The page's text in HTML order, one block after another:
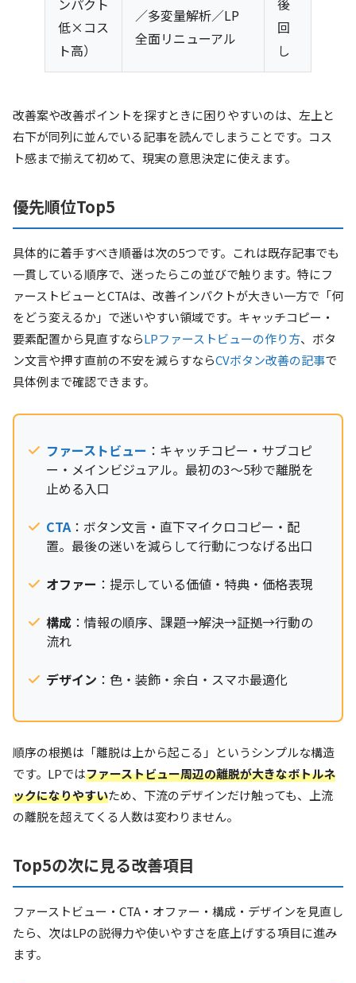
低×コス
ト高）
／多変量解析／LP
全面リニューアル
回
し
改善案や改善ポイントを探すときに困りやすいのは、左上と
右下が同列に並んでいる記事を読んでしまうことです。コス
ト感まで揃えて初めて、現実の意思決定に使えます。
優先順位Top5
具体的に着手すべき順番は次の5つです。これは既存記事でも
一貫している順序で、迷ったらこの並びで触ります。特にフ
ァーストビューとCTAは、改善インパクトが大きい一方で「何
をどう変えるか」で迷いやすい領域です。キャッチコピー・
要素配置から見直すならLPファーストビューの作り方、ボタ
ン文言や押す直前の不安を減らすならCVボタン改善の記事で
具体例まで確認できます。
ファーストビュー ：キャッチコピー・サブコピ
ー・メインビジュアル。最初の3〜5秒で離脱を
止める入口
CTA ：ボタン文言・直下マイクロコピー・配
置。最後の迷いを減らして行動につなげる出口
オファー ：提示している価値・特典・価格表現
構成 ：情報の順序、課題→解決→証拠→行動の
流れ
デザイン ：色・装飾・余白・スマホ最適化
順序の根拠は「離脱は上から起こる」というシンプルな構造
です。LPではファーストビュー周辺の離脱が大きなボトルネ
ックになりやすいため、下流のデザインだけ触っても、上流
の離脱を超えてくる人数は変わりません。
Top5の次に見る改善項目
ファーストビュー・CTA・オファー・構成・デザインを見直し
たら、次はLPの説得力や使いやすさを底上げする項目に進み
ます。